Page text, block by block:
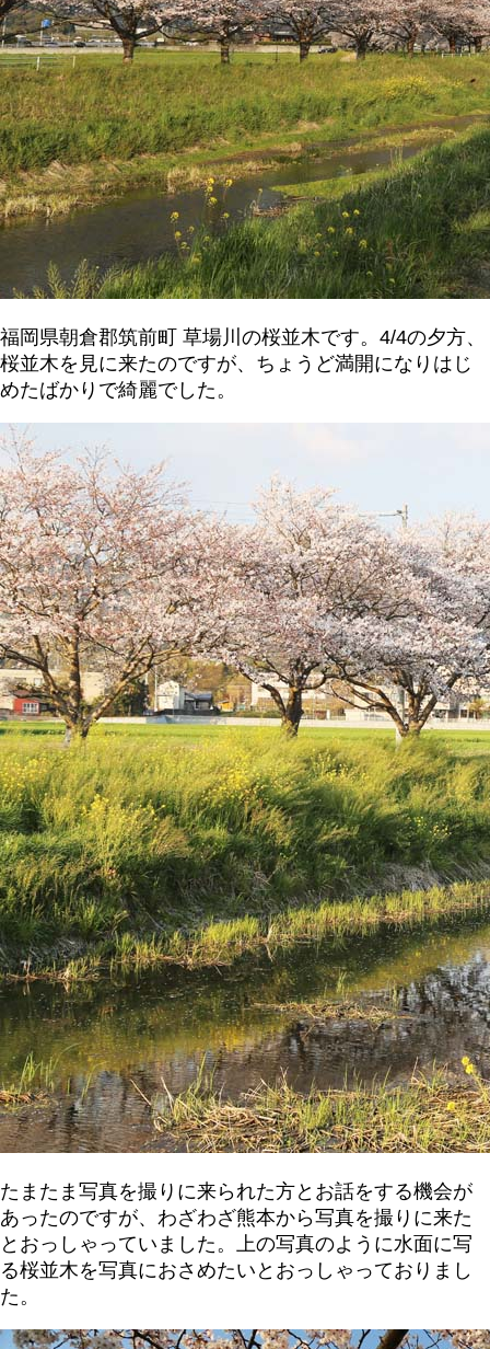
福岡県朝倉郡筑前町 草場川の桜並木です。4/4の夕方、
桜並木を見に来たのですが、ちょうど満開になりはじ
めたばかりで綺麗でした。
たまたま写真を撮りに来られた方とお話をする機会が
あったのですが、わざわざ熊本から写真を撮りに来た
とおっしゃっていました。上の写真のように水面に写
る桜並木を写真におさめたいとおっしゃっておりまし
た。